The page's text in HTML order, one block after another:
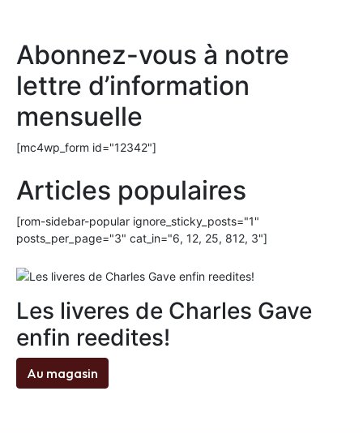
Abonnez-vous à notre
lettre d’information
mensuelle
[mc4wp_form id="12342"]
Articles populaires
[rom-sidebar-popular ignore_sticky_posts="1"
posts_per_page="3" cat_in="6, 12, 25, 812, 3"]
Les liveres de Charles Gave
enfin reedites!
Au magasin